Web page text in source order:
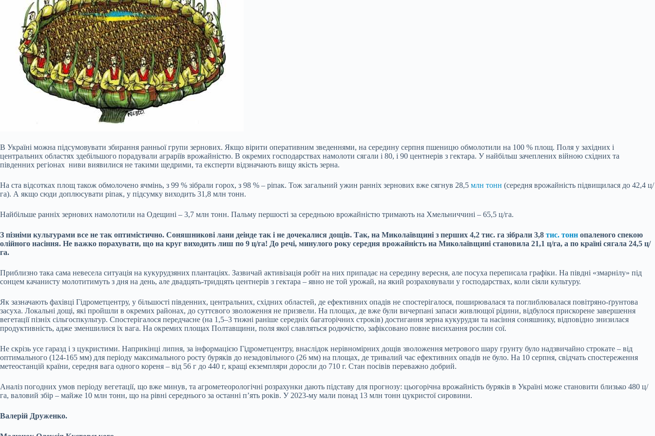
В Україні можна підсумовувати збирання ранньої групи зернових. Якщо вірити оперативним зведеннями, на середину серпня пшеницю обмолотили на 100 % площ. Поля у західних і
центральних областях здебільшого порадували аграріїв врожайністю. В окремих господарствах намолоти сягали і 80, і 90 центнерів з гектара. У найбільш зачеплених війною східних та
південних регіонах ниви виявилися не такими щедрими, та експерти відзначають вищу якість зерна.
На ста відсотках площ також обмолочено ячмінь, з 99 % зібрали горох, з 98 % – ріпак. Тож загальний ужин ранніх зернових вже сягнув 28,5 млн тонн (середня врожайність підвищилася до 42,4 ц/
га). А якщо сюди доплюсувати ріпак, у підсумку виходить 31,8 млн тонн.
Найбільше ранніх зернових намолотили на Одещині – 3,7 млн тонн. Пальму першості за середньою врожайністю тримають на Хмельниччині – 65,5 ц/га.
З пізніми культурами все не так оптимістично. Соняшникові лани деінде так і не дочекалися дощів. Так, на Миколаївщині з перших 4,2 тис. га зібрали 3,8 тис. тонн опаленого спекою
олійного насіння. Не важко порахувати, що на круг виходить лиш по 9 ц/га! До речі, минулого року середня врожайність на Миколаївщині становила 21,1 ц/га, а по країні сягала 24,5 ц/
га.
Приблизно така сама невесела ситуація на кукурудзяних плантаціях. Зазвичай активізація робіт на них припадає на середину вересня, але посуха переписала графіки. На півдні «змарнілу» під
сонцем качанисту молотитимуть з дня на день, але двадцять-тридцять центнерів з гектара – явно не той урожай, на який розраховували у господарствах, коли сіяли культуру.
Як зазначають фахівці Гідрометцентру, у більшості південних, центральних, східних областей, де ефективних опадів не спостерігалося, поширювалася та поглиблювалася повітряно-ґрунтова
засуха. Локальні дощі, які пройшли в окремих районах, до суттєвого зволоження не призвели. На площах, де вже були вичерпані запаси живлющої рідини, відбулося прискорене завершення
вегетації пізніх сільгоспкультур. Спостерігалося передчасне (на 1,5–3 тижні раніше середніх багаторічних строків) достигання зерна кукурудзи та насіння соняшнику, відповідно знизилася
продуктивність, адже зменшилися їх вага. На окремих площах Полтавщини, поля якої славляться родючістю, зафіксовано повне висихання рослин сої.
Не скрізь усе гаразд і з цукристими. Наприкінці липня, за інформацією Гідрометцентру, внаслідок нерівномірних дощів зволоження метрового шару грунту було надзвичайно строкате – від
оптимального (124-165 мм) для періоду максимального росту буряків до незадовільного (26 мм) на площах, де тривалий час ефективних опадів не було. На 10 серпня, свідчать спостереження
метеостанцій країни, середня вага одного кореня – від 56 г до 440 г, кращі екземпляри доросли до 710 г. Стан посівів переважно добрий.
Аналіз погодних умов періоду вегетації, що вже минув, та агрометеорологічні розрахунки дають підставу для прогнозу: цьогорічна врожайність буряків в Україні може становити близько 480 ц/
га, валовий збір – майже 10 млн тонн, що на рівні середнього за останні п’ять років. У 2023-му мали понад 13 млн тонн цукристої сировини.
Валерій Друженко.